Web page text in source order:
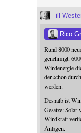
Till
Rico
Rund 8000
genehmigt.
Windenergie
der schon
werden.
Deshalb ist
Gesetze: Solar
Windkraft
Anlagen.